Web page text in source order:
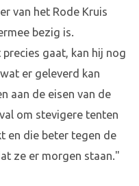
van het Rode Kruis
bezig is.
gaat, kan hij nog
er geleverd kan
aan de eisen van de
om stevigere tenten
en die beter tegen de
ze er morgen staan."